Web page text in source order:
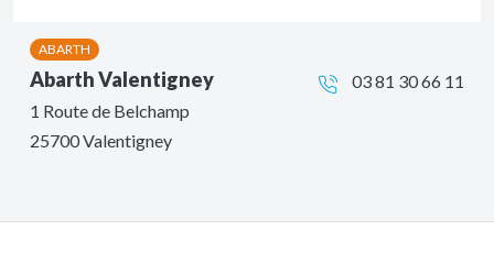
ABARTH
Abarth Valentigney
1 Route de Belchamp
25700 Valentigney
03 81 30 66 11